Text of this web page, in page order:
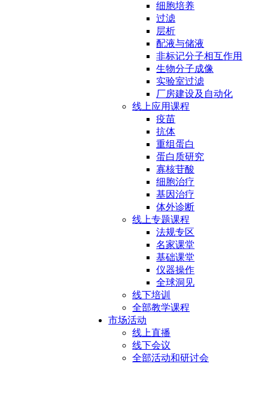
细胞培养
过滤
层析
配液与储液
非标记分子相互作用
生物分子成像
实验室过滤
厂房建设及自动化
线上应用课程
疫苗
抗体
重组蛋白
蛋白质研究
寡核苷酸
细胞治疗
基因治疗
体外诊断
线上专题课程
法规专区
名家课堂
基础课堂
仪器操作
全球洞见
线下培训
全部教学课程
市场活动
线上直播
线下会议
全部活动和研讨会